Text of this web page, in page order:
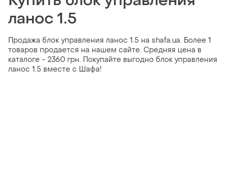
ланос 1.5
Продажа блок управления ланос 1.5 на shafa.ua. Более 1
товаров продается на нашем сайте. Средняя цена в
каталоге - 2360 грн. Покупайте выгодно блок управления
ланос 1.5 вместе с Шафа!